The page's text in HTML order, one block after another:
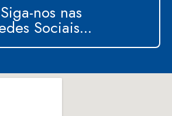
Siga-nos nas
Sociais...